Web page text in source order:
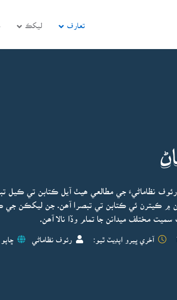
تعارف ليکڪ
نظاماڻيءَ جي مطالعي ھيٺ آيل ڪتابن تي ڪيل
آھن، جن ۾ ڪيترن ئي ڪتابن تي تبصرا آھن. جن ليکڪن
مختلف ميدانن جا تمام وڏا نالا آھن.
آخري ڀيرو اپڊيٽ ٿيو: رئوف نظاماڻي